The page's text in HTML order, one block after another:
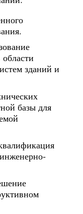
зданий и
базы для